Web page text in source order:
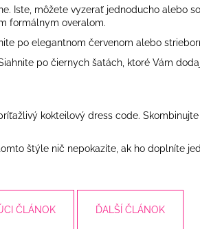
môžete vyzerať jednoducho alebo
formálnym overalom.
po elegantnom červenom alebo
po čiernych šatách, ktoré Vám
kokteilový dress code.
štýle nič nepokazíte, ak ho doplníte
ČLÁNOK ĎALŠÍ ČLÁNOK
ŠATY S
BORDOVÉ
€79